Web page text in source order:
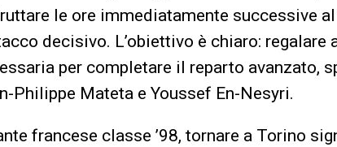
le ore immediatamente successive
decisivo. L’obiettivo è chiaro: regalare
per completare il reparto avanzato,
Philippe Mateta e Youssef En-Nesyri.
francese classe ’98, tornare a Torino